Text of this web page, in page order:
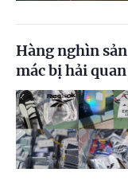
Hàng nghìn
mác bị hải